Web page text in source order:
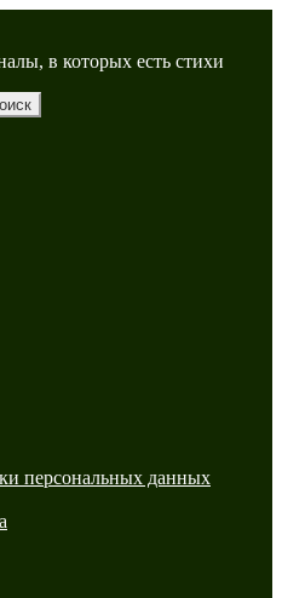
в которых есть стихи
персональных данных